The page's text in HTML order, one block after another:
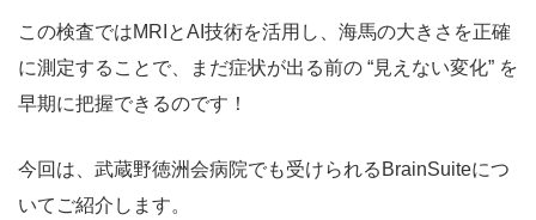
この検査ではMRIとAI技術を活用し、海馬の大きさを正確
に測定することで、まだ症状が出る前の “見えない変化” を
早期に把握できるのです！
今回は、武蔵野徳洲会病院でも受けられるBrainSuiteにつ
いてご紹介します。